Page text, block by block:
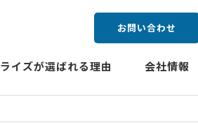
お問い合わせ
ライズが選ばれる理由 会社情報